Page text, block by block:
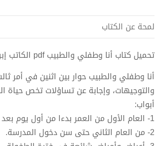
لمحة عن الكتاب
تحميل كتاب أنا وطفلي والطبيب pdf الكاتب إبراهيم شكري
أنا وطفلي والطبيب حوار بين اثنين في أمر
والتوجيهات، وإجابة عن تساؤلات تخص حياة
أبواب:
1- العام الأول من العمر بدءا من أول يوم بعد الولادة .
2- من العام الثاني حتى سن دخول المدرسة.